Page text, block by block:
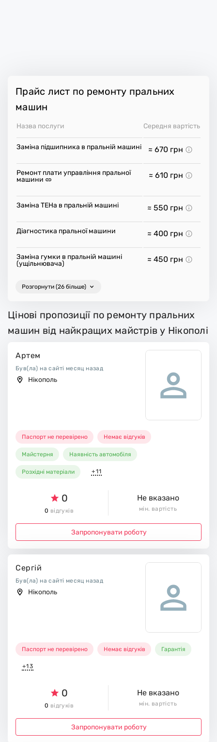
Прайс лист по ремонту пральних
машин
Назва послуги Середня вартість
Заміна підшипника в пральній машині ≈ 670 грн
Ремонт плати управління пральної
машини
≈ 610 грн
Заміна ТЕНа в пральній машині ≈ 550 грн
Діагностика пральної машини ≈ 400 грн
Заміна гумки в пральній машині
(ущільнювача)
≈ 450 грн
Розгорнути (26 більше)
Цінові пропозиції по ремонту пральних
машин від найкращих майстрів у Нікополі
Артем
Був(ла) на сайті месяц назад
Нікополь
Паспорт не перевірено Немає відгуків
Майстерня Наявність автомобіля
Розхідні матеріали +11
0
0 відгуків
Не вказано
мін. вартість
Запропонувати роботу
Сергій
Був(ла) на сайті месяц назад
Нікополь
Паспорт не перевірено Немає відгуків Гарантія
+13
0
0 відгуків
Не вказано
мін. вартість
Запропонувати роботу